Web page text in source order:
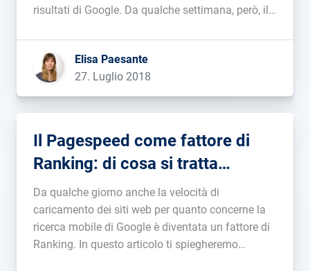
risultati di Google. Da qualche settimana, però, il
ricaduta, che ha causato la perdita di circa il 50%
della sua visibilità. Da […]...
Elisa Paesante
27. Luglio 2018
Il Pagespeed come fattore di
Ranking: di cosa si tratta
esattamente?
Da qualche giorno anche la velocità di
caricamento dei siti web per quanto concerne la
ricerca mobile di Google è diventata un fattore di
Ranking. In questo articolo ti spiegheremo